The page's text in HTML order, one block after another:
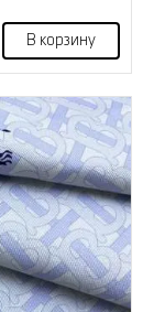
В корзину